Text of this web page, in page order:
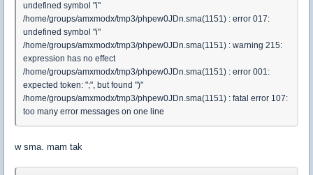
undefined symbol "i"
/home/groups/amxmodx/tmp3/phpew0JDn.sma(1151) : error 017:
undefined symbol "i"
/home/groups/amxmodx/tmp3/phpew0JDn.sma(1151) : warning 215:
expression has no effect
/home/groups/amxmodx/tmp3/phpew0JDn.sma(1151) : error 001:
expected token: ";", but found ")"
/home/groups/amxmodx/tmp3/phpew0JDn.sma(1151) : fatal error 107:
too many error messages on one line
w sma. mam tak